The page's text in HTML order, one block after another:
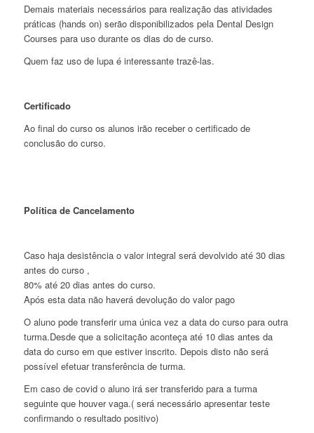
Demais materiais necessários para realização das atividades
práticas (hands on) serão disponibilizados pela Dental Design
Courses para uso durante os dias do de curso.
Quem faz uso de lupa é interessante trazê-las.
Certificado
Ao final do curso os alunos irão receber o certificado de
conclusão do curso.
Política de Cancelamento
Caso haja desistência o valor integral será devolvido até 30 dias
antes do curso ,
80% até 20 dias antes do curso.
Após esta data não haverá devolução do valor pago
O aluno pode transferir uma única vez a data do curso para outra
turma.Desde que a solicitação aconteça até 10 dias antes da
data do curso em que estiver inscrito. Depois disto não será
possível efetuar transferência de turma.
Em caso de covid o aluno irá ser transferido para a turma
seguinte que houver vaga.( será necessário apresentar teste
confirmando o resultado positivo)